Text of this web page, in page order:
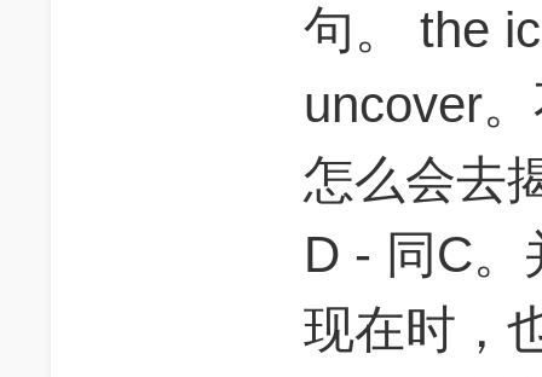
句。 the
uncover
怎么会去
D - 同C。
现在时，